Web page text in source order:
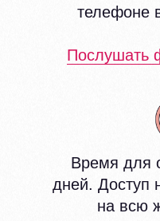
телефоне
Послушать
Время для
дней. Доступ
на всю